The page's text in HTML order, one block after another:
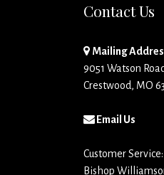
Contact Us
Mailing
9051 Watson
Crestwood, MO
Email Us
Customer Service:
Bishop